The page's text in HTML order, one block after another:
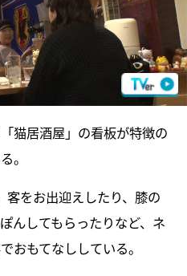
猫居酒屋」の看板が特徴の
。
客をお出迎えしたり、膝の
んしてもらったりなど、ネ
おもてなししている。